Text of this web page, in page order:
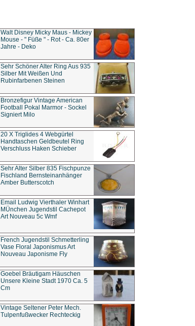
Walt Disney Micky Maus - Mickey
Mouse - " Füße " - Rot - Ca. 80er
Jahre - Deko
Sehr Schöner Alter Ring Aus 935
Silber Mit Weißen Und
Rubinfarbenen Steinen
Bronzefigur Vintage American
Football Pokal Marmor - Sockel
Signiert Milo
20 X Triglides 4 Webgürtel
Handtaschen Geldbeutel Ring
Verschluss Haken Schieber
Sehr Alter Silber 835 Fischpunze
Fischland Bernsteinanhänger
Amber Butterscotch
Email Ludwig Vierthaler Winhart
MÜnchen Jugendstil Cachepot
Art Nouveau 5c Wmf
French Jugendstil Schmetterling
Vase Floral Japonismus Art
Nouveau Japonisme Fly
Goebel Bräutigam Häuschen
Unsere Kleine Stadt 1970 Ca. 5
Cm
Vintage Seltener Peter Mech.
Tulpenfußwecker Rechteckig